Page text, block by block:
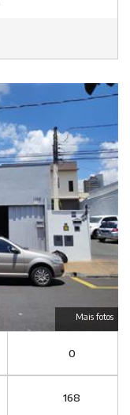
Mais fotos
0
168